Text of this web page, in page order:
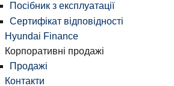
Посібник з експлуатації
Сертифікат відповідності
Hyundai Finance
Корпоративні продажі
Продажі
Контакти